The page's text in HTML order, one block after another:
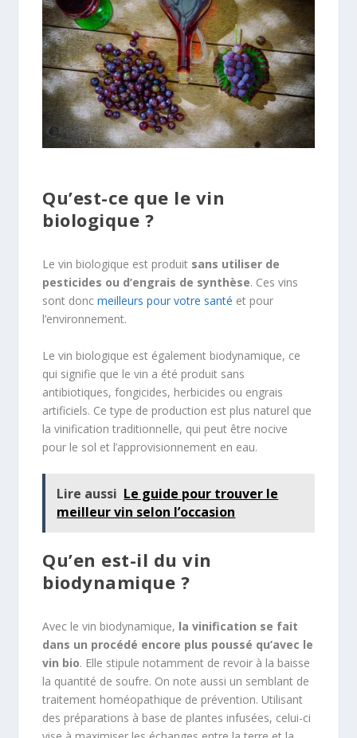
Qu’est-ce que le vin
biologique ?
Le vin biologique est produit sans utiliser de
pesticides ou d’engrais de synthèse. Ces vins
sont doncmeilleurs pour votre santé et pour
l’environnement.
Le vin biologique est également biodynamique, ce
qui signifie que le vin a été produit sans
antibiotiques, fongicides, herbicides ou engrais
artificiels. Ce type de production est plus naturel que
la vinification traditionnelle, qui peut être nocive
pour le sol et l’approvisionnement en eau.
Lire aussi Le guide pour trouver le
meilleur vin selon l’occasion
Qu’en est-il du vin
biodynamique ?
Avec le vin biodynamique, la vinification se fait
dans un procédé encore plus poussé qu’avec le
vin bio. Elle stipule notamment de revoir à la baisse
la quantité de soufre. On note aussi un semblant de
traitement homéopathique de prévention. Utilisant
des préparations à base de plantes infusées, celui-ci